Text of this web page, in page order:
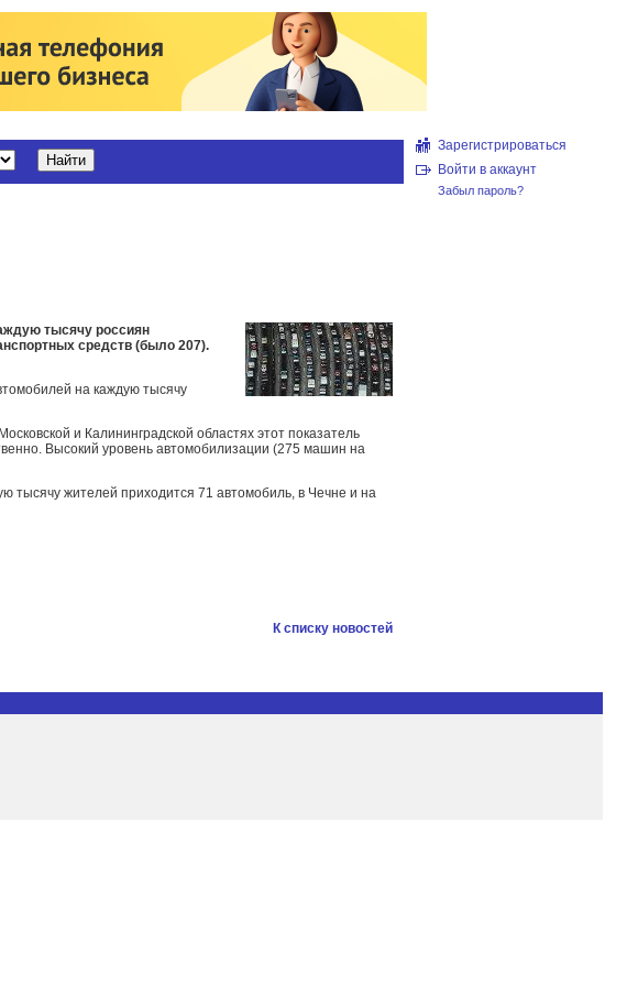
Зарегистрироваться
Войти в аккаунт
Забыл пароль?
тысячу россиян
средств (было 207).
на каждую тысячу
и Калининградской областях этот показатель
Высокий уровень автомобилизации (275 машин на
тысячу жителей приходится 71 автомобиль, в Чечне и на
К списку новостей